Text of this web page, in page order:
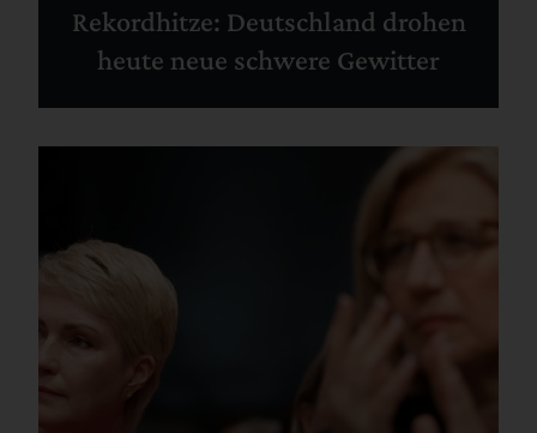
Rekordhitze: Deutschland drohen
heute neue schwere Gewitter